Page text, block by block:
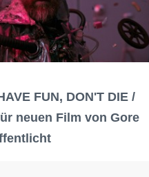
FUN, DON'T DIE /
neuen Film von Gore